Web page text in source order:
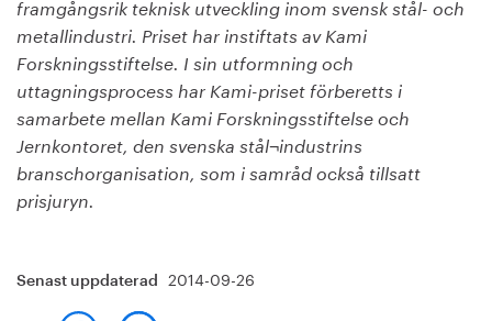
framgångsrik teknisk utveckling inom svensk stål- och
metallindustri. Priset har instiftats av Kami
Forskningsstiftelse. I sin utformning och
uttagningsprocess har Kami-priset förberetts i
samarbete mellan Kami Forskningsstiftelse och
Jernkontoret, den svenska stål¬industrins
branschorganisation, som i samråd också tillsatt
prisjuryn.
Senast uppdaterad 2014-09-26